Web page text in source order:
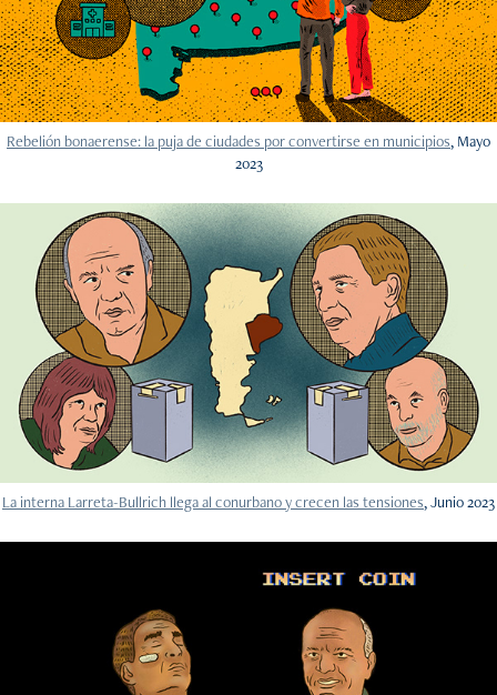
Rebelión bonaerense: la puja de ciudades por convertirse en municipios, Mayo
2023
La interna Larreta-Bullrich llega al conurbano y crecen las tensiones, Junio 2023